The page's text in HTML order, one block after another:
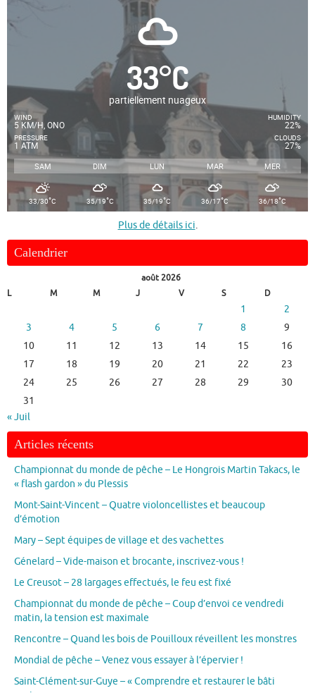
33°C
partiellement nuageux
WIND
5 KM/H, ONO
PRESSURE
1 ATM
HUMIDITY
22%
CLOUDS
27%
SAM DIM LUN MAR MER
33/30°C 35/19°C 35/19°C 36/17°C 36/18°C
Plus de détails ici.
Calendrier
août 2026
L
M M J V S D
1
2
3
4 5 6 7 8
9
10
11 12 13 14 15
16
17
18 19 20 21 22
23
24
25 26 27 28 29
30
31
« Juil
Articles récents
Championnat du monde de pêche – Le Hongrois Martin Takacs, le
« flash gardon » du Plessis
Mont-Saint-Vincent – Quatre violoncellistes et beaucoup
d’émotion
Mary – Sept équipes de village et des vachettes
Génelard – Vide-maison et brocante, inscrivez-vous !
Le Creusot – 28 largages effectués, le feu est fixé
Championnat du monde de pêche – Coup d’envoi ce vendredi
matin, la tension est maximale
Rencontre – Quand les bois de Pouilloux réveillent les monstres
Mondial de pêche – Venez vous essayer à l’épervier !
Saint-Clément-sur-Guye – « Comprendre et restaurer le bâti